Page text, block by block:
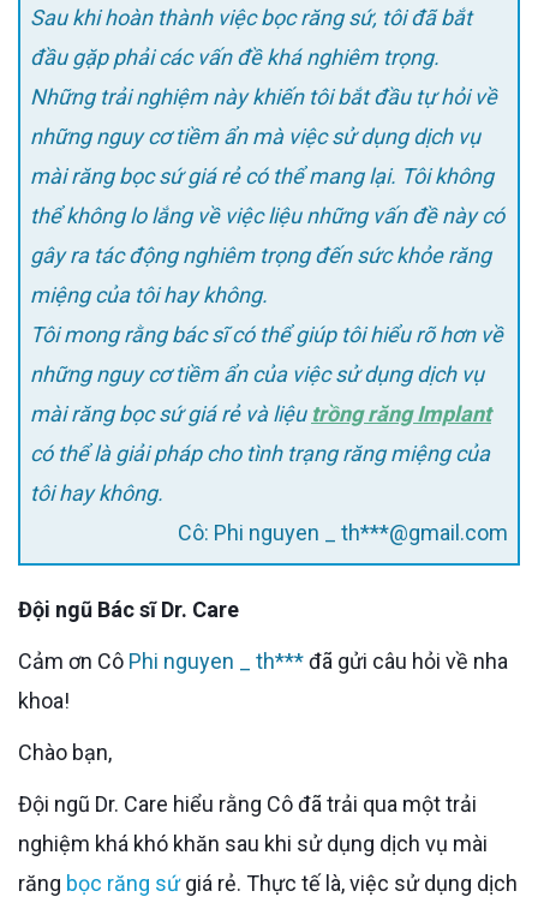
Sau khi hoàn thành việc bọc răng sứ, tôi đã bắt
đầu gặp phải các vấn đề khá nghiêm trọng.
Những trải nghiệm này khiến tôi bắt đầu tự hỏi về
những nguy cơ tiềm ẩn mà việc sử dụng dịch vụ
mài răng bọc sứ giá rẻ có thể mang lại. Tôi không
thể không lo lắng về việc liệu những vấn đề này có
gây ra tác động nghiêm trọng đến sức khỏe răng
miệng của tôi hay không.
Tôi mong rằng bác sĩ có thể giúp tôi hiểu rõ hơn về
những nguy cơ tiềm ẩn của việc sử dụng dịch vụ
mài răng bọc sứ giá rẻ và liệu trồng răng Implant
có thể là giải pháp cho tình trạng răng miệng của
tôi hay không.
Cô: Phi nguyen _ th***@gmail.com
Đội ngũ Bác sĩ Dr. Care
Cảm ơn Cô Phi nguyen _ th***đã gửi câu hỏi về nha
khoa!
Chào bạn,
Đội ngũ Dr. Care hiểu rằng Cô đã trải qua một trải
nghiệm khá khó khăn sau khi sử dụng dịch vụ mài
răng bọc răng sứgiá rẻ. Thực tế là, việc sử dụng dịch